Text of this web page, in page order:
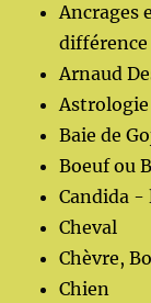
Ancrages
différence
Arnaud
Baie de
Boeuf ou
Candida -
Cheval
Chèvre,
Chien